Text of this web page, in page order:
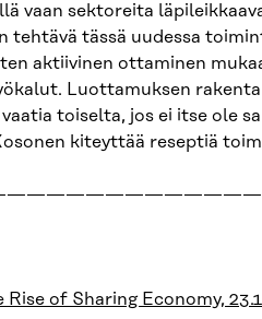
vaan sektoreita
tehtävä tässä uudessa
aktiivinen ottaminen
Luottamuksen
toiselta, jos ei itse ole
kiteyttää reseptiä
Rise of Sharing Economy,